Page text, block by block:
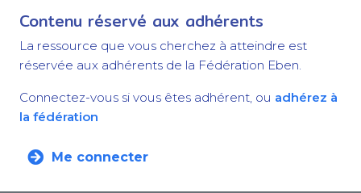
Contenu réservé aux adhérents
La ressource que vous cherchez à atteindre est
réservée aux adhérents de la Fédération Eben.
Connectez-vous si vous êtes adhérent, ou adhérez à
la fédération
Me connecter